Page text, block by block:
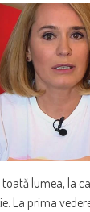
lumea, la
La prima